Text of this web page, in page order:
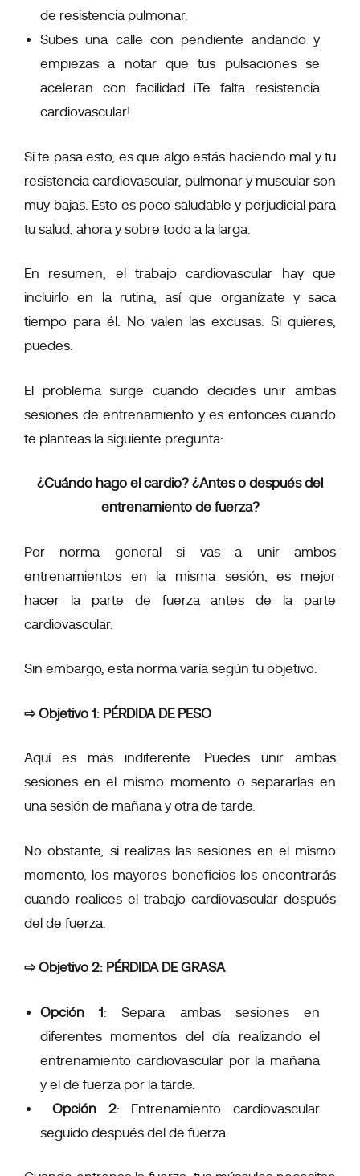
de resistencia pulmonar.
Subes una calle con pendiente andando y
empiezas a notar que tus pulsaciones se
aceleran con facilidad…¡Te falta resistencia
cardiovascular!
Si te pasa esto, es que algo estás haciendo mal y tu
resistencia cardiovascular, pulmonar y muscular son
muy bajas. Esto es poco saludable y perjudicial para
tu salud, ahora y sobre todo a la larga.
En resumen, el trabajo cardiovascular hay que
incluirlo en la rutina, así que organízate y saca
tiempo para él. No valen las excusas. Si quieres,
puedes.
El problema surge cuando decides unir ambas
sesiones de entrenamiento y es entonces cuando
te planteas la siguiente pregunta:
¿Cuándo hago el cardio? ¿Antes o después del
entrenamiento de fuerza?
Por norma general si vas a unir ambos
entrenamientos en la misma sesión, es mejor
hacer la parte de fuerza antes de la parte
cardiovascular.
Sin embargo, esta norma varía según tu objetivo:
⇨ Objetivo 1: PÉRDIDA DE PESO
Aquí es más indiferente. Puedes unir ambas
sesiones en el mismo momento o separarlas en
una sesión de mañana y otra de tarde.
No obstante, si realizas las sesiones en el mismo
momento, los mayores beneficios los encontrarás
cuando realices el trabajo cardiovascular después
del de fuerza.
⇨ Objetivo 2: PÉRDIDA DE GRASA
Opción 1: Separa ambas sesiones en
diferentes momentos del día realizando el
entrenamiento cardiovascular por la mañana
y el de fuerza por la tarde.
Opción 2: Entrenamiento cardiovascular
seguido después del de fuerza.